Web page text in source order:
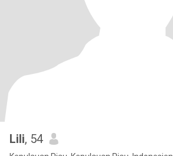
Lili, 54